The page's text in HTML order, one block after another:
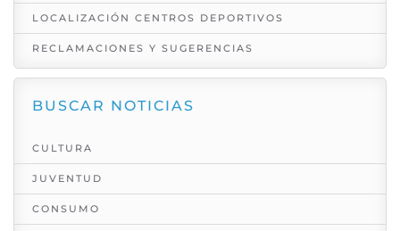
LOCALIZACIÓN CENTROS DEPORTIVOS
RECLAMACIONES Y SUGERENCIAS
BUSCAR NOTICIAS
CULTURA
JUVENTUD
CONSUMO